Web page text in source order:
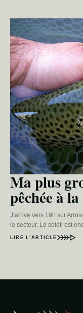
Ma plus
pêchée à
J’arrive vers 19h sur
le secteur. Le soleil est
LIRE L’ARTICLE